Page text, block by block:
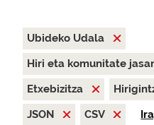
Ubideko Udala
Hiri eta komunitate
Etxebizitza
JSON
CSV